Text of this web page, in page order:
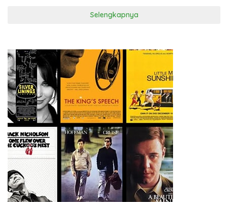
Selengkapnya